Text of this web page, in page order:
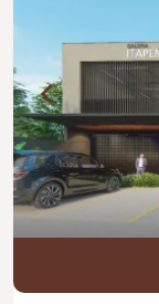
vista,
clientes e
confortável
crescimento